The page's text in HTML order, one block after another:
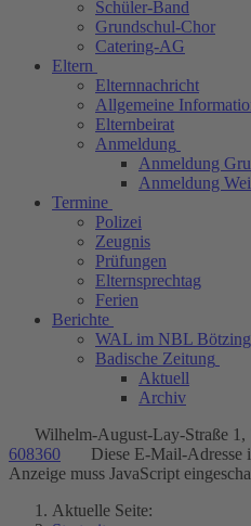
Schüler-Band
Grundschul-Chor
Catering-AG
Eltern
Elternnachricht
Allgemeine
Elternbeirat
Anmeldung
Anmeldung
Anmeldung
Termine
Polizei
Zeugnis
Prüfungen
Elternsprechtag
Ferien
Berichte
WAL im NBL
Badische Zeitung
Aktuell
Archiv
Wilhelm-August-Lay-Straße 1,
608360
Diese E-Mail-Adresse
Anzeige muss JavaScript
Aktuelle Seite: